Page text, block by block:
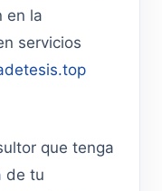
en la
servicios
que tenga
de tu